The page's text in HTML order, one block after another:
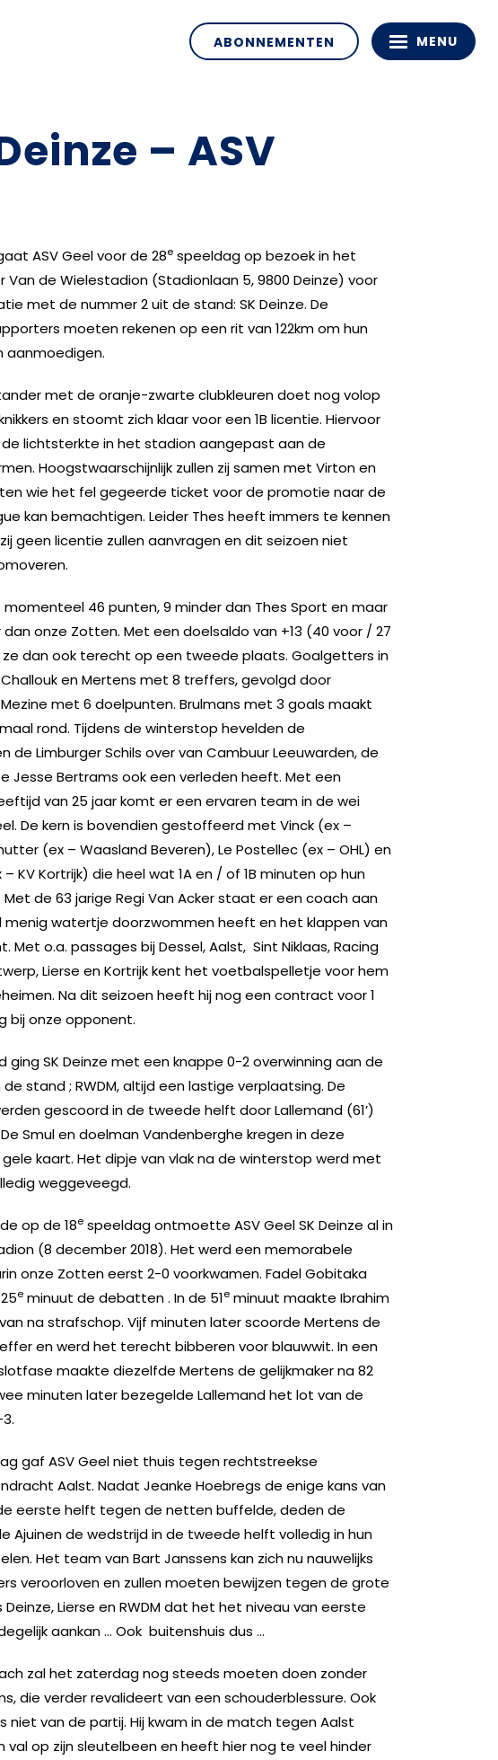
ABONNEMENTEN MENU
– ASV
ASV Geel voor de 28e speeldag op bezoek in het
Van de Wielestadion (Stadionlaan 5, 9800 Deinze) voor
met de nummer 2 uit de stand: SK Deinze. De
moeten rekenen op een rit van 122km om hun
met de oranje-zwarte clubkleuren doet nog volop
en stoomt zich klaar voor een 1B licentie. Hiervoor
lichtsterkte in het stadion aangepast aan de
Hoogstwaarschijnlijk zullen zij samen met Virton en
wie het fel gegeerde ticket voor de promotie naar de
kan bemachtigen. Leider Thes heeft immers te kennen
geen licentie zullen aanvragen en dit seizoen niet
momenteel 46 punten, 9 minder dan Thes Sport en maar
onze Zotten. Met een doelsaldo van +13 (40 voor / 27
dan ook terecht op een tweede plaats. Goalgetters in
en Mertens met 8 treffers, gevolgd door
met 6 doelpunten. Brulmans met 3 goals maakt
rond. Tijdens de winterstop hevelden de
de Limburger Schils over van Cambuur Leeuwarden, de
Jesse Bertrams ook een verleden heeft. Met een
van 25 jaar komt er een ervaren team in de wei
De kern is bovendien gestoffeerd met Vinck (ex –
(ex – Waasland Beveren), Le Postellec (ex – OHL) en
KV Kortrijk) die heel wat 1A en / of 1B minuten op hun
de 63 jarige Regi Van Acker staat er een coach aan
menig watertje doorzwommen heeft en het klappen van
Met o.a. passages bij Dessel, Aalst, Sint Niklaas, Racing
Lierse en Kortrijk kent het voetbalspelletje voor hem
Na dit seizoen heeft hij nog een contract voor 1
bij onze opponent.
ging SK Deinze met een knappe 0-2 overwinning aan de
de stand ; RWDM, altijd een lastige verplaatsing. De
gescoord in de tweede helft door Lallemand (61’)
Smul en doelman Vandenberghe kregen in deze
kaart. Het dipje van vlak na de winterstop werd met
weggeveegd.
op de 18e speeldag ontmoette ASV Geel SK Deinze al in
(8 december 2018). Het werd een memorabele
onze Zotten eerst 2-0 voorkwamen. Fadel Gobitaka
e minuut de debatten . In de 51e minuut maakte Ibrahim
van na strafschop. Vijf minuten later scoorde Mertens de
en werd het terecht bibberen voor blauwwit. In een
maakte diezelfde Mertens de gelijkmaker na 82
minuten later bezegelde Lallemand het lot van de
gaf ASV Geel niet thuis tegen rechtstreekse
Aalst. Nadat Jeanke Hoebregs de enige kans van
eerste helft tegen de netten buffelde, deden de
Ajuinen de wedstrijd in de tweede helft volledig in hun
Het team van Bart Janssens kan zich nu nauwelijks
veroorloven en zullen moeten bewijzen tegen de grote
Deinze, Lierse en RWDM dat het het niveau van eerste
aankan … Ook buitenshuis dus …
zal het zaterdag nog steeds moeten doen zonder
die verder revalideert van een schouderblessure. Ook
niet van de partij. Hij kwam in de match tegen Aalst
val op zijn sleutelbeen en heeft hier nog te veel hinder